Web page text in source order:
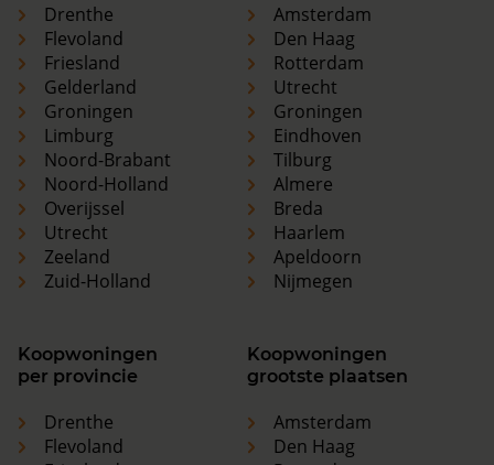
Drenthe
Flevoland
Friesland
Gelderland
Groningen
Limburg
Noord-Brabant
Noord-Holland
Overijssel
Utrecht
Zeeland
Zuid-Holland
Amsterdam
Den Haag
Rotterdam
Utrecht
Groningen
Eindhoven
Tilburg
Almere
Breda
Haarlem
Apeldoorn
Nijmegen
Koopwoningen
per provincie
Drenthe
Flevoland
Koopwoningen
grootste plaatsen
Amsterdam
Den Haag